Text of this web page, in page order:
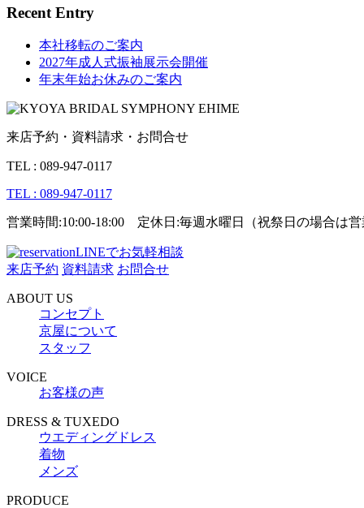
Recent Entry
本社移転のご案内
2027年成人式振袖展示会開催
年末年始お休みのご案内
来店予約・資料請求・お問合せ
TEL : 089-947-0117
TEL : 089-947-0117
営業時間:10:00-18:00 定休日:毎週水曜日（祝祭日の場合は営
LINEでお気軽相談
来店予約 資料請求 お問合せ
ABOUT US
コンセプト
京屋について
スタッフ
VOICE
お客様の声
DRESS & TUXEDO
ウエディングドレス
着物
メンズ
PRODUCE